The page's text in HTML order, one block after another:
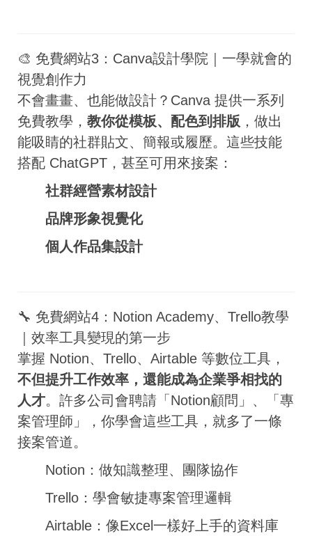
🎨 免費網站3：Canva設計學院｜一學就會的
視覺創作力
不會畫畫、也能做設計？Canva 提供一系列
免費教學， 教你從模板、配色到排版 ，做出
能吸睛的社群貼文、簡報或履歷。這些技能
搭配 ChatGPT，甚至可用來接案：
社群經營素材設計
品牌形象視覺化
個人作品集設計
🔧 免費網站4：Notion Academy、Trello教學
｜效率工具變現的第一步
掌握 Notion、Trello、Airtable 等數位工具，
不但提升工作效率，還能成為企業爭相找的
人才。許多公司會聘請「Notion顧問」、「專
案管理師」，你學會這些工具，就多了一條
接案管道。
Notion：做知識整理、團隊協作
Trello：學會敏捷專案管理邏輯
Airtable：像Excel一樣好上手的資料庫